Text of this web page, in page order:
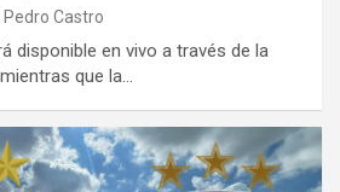
Pedro Castro
disponible en vivo a través de la
que la…